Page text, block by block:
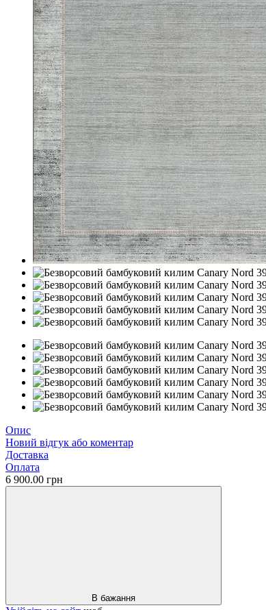
Опис
Новий відгук або коментар
Доставка
Оплата
6 900.00 грн
В бажання